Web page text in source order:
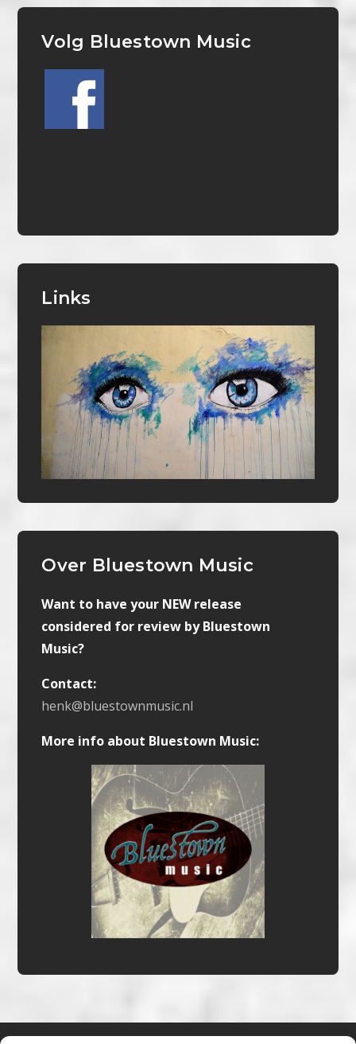
Volg Bluestown Music
Links
Over Bluestown Music
Want to have your NEW release
considered for review by Bluestown
Music?
Contact:
henk@bluestownmusic.nl
More info about Bluestown Music: